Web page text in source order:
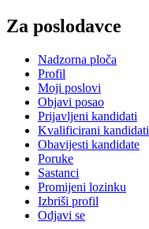
Za poslodavce
Nadzorna ploča
Profil
Moji poslovi
Objavi posao
Prijavljeni kandidati
Kvalificirani kandidati
Obavijesti kandidate
Poruke
Sastanci
Promijeni lozinku
Izbriši profil
Odjavi se